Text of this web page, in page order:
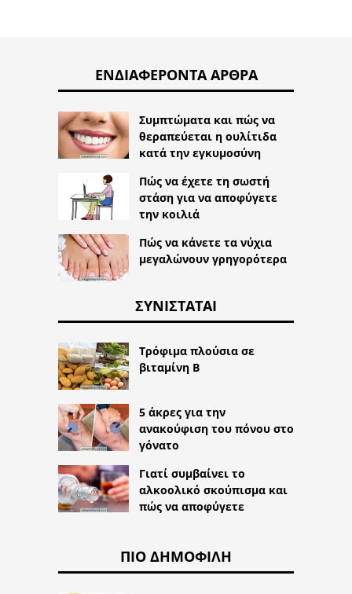
ΕΝΔΙΑΦΈΡΟΝΤΑ ΆΡΘΡΑ
Συμπτώματα και πώς να
θεραπεύεται η ουλίτιδα
κατά την εγκυμοσύνη
Πώς να έχετε τη σωστή
στάση για να αποφύγετε
την κοιλιά
Πώς να κάνετε τα νύχια
μεγαλώνουν γρηγορότερα
ΣΥΝΙΣΤΆΤΑΙ
Τρόφιμα πλούσια σε
βιταμίνη Β
5 άκρες για την
ανακούφιση του πόνου στο
γόνατο
Γιατί συμβαίνει το
αλκοολικό σκούπισμα και
πώς να αποφύγετε
ΠΙΟ ΔΗΜΟΦΙΛΉ